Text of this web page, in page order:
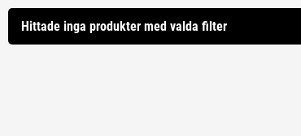
Hittade inga produkter med valda filter